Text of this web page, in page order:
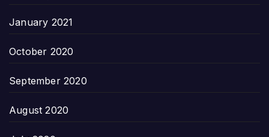
January 2021
October 2020
September 2020
August 2020